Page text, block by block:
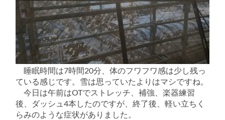
睡眠時間は7時間20分、体のフワフワ感は少し残っ
ている感じです。雪は思っていたよりはマシですね。
今日は午前はOTでストレッチ、補強、楽器練習
後、ダッシュ4本したのですが、終了後、軽い立ちく
らみのような症状がありました。